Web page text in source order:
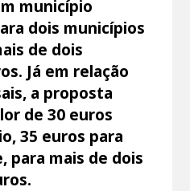
município
dois municípios
de dois
Já em relação
a proposta
de 30 euros
35 euros para
para mais de dois